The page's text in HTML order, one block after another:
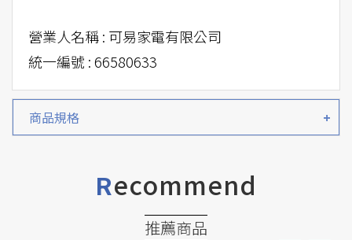
營業人名稱 : 可易家電有限公司
統一編號 : 66580633
商品規格
Recommend
推薦商品